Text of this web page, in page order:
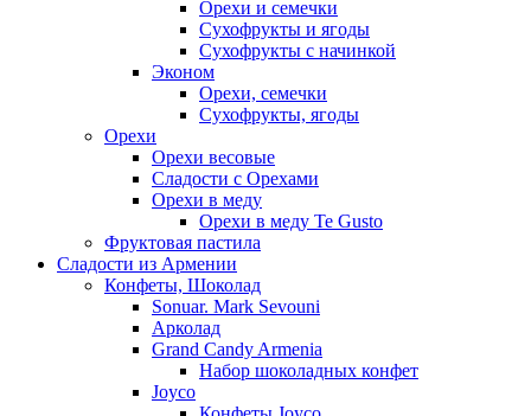
Орехи и семечки
Сухофрукты и ягоды
Сухофрукты с начинкой
Эконом
Орехи, семечки
Сухофрукты, ягоды
Орехи
Орехи весовые
Сладости с Орехами
Орехи в меду
Орехи в меду Te Gusto
Фруктовая пастила
Сладости из Армении
Конфеты, Шоколад
Sonuar. Mark Sevouni
Арколад
Grand Candy Armenia
Набор шоколадных конфет
Joyco